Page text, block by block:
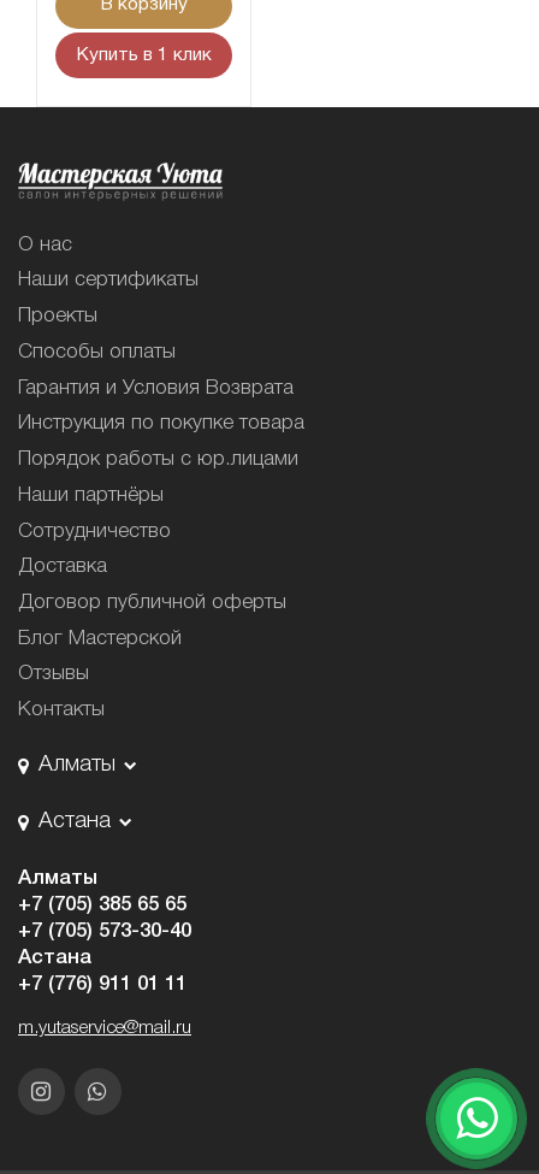
В корзину
Купить в 1 клик
О нас
Наши сертификаты
Проекты
Способы оплаты
Гарантия и Условия Возврата
Инструкция по покупке товара
Порядок работы с юр.лицами
Наши партнёры
Сотрудничество
Доставка
Договор публичной оферты
Блог Мастерской
Отзывы
Контакты
Алматы
Астана
Алматы
+7 (705) 385 65 65
+7 (705) 573-30-40
Астана
+7 (776) 911 01 11
m.yutaservice@mail.ru